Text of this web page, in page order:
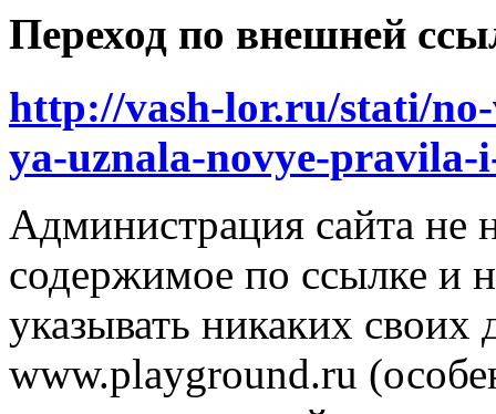
Переход по внешней
http://vash-lor.ru/stati/
ya-uznala-novye-pravila-
Администрация сайта не
содержимое по ссылке и
указывать никаких
www.playground.ru